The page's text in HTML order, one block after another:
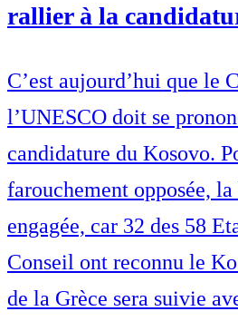
rallier à la
C’est aujourd’hui que le
l’UNESCO doit se
candidature du Kosovo.
farouchement opposée,
engagée, car 32 des 58
Conseil ont reconnu le
de la Grèce sera suivie